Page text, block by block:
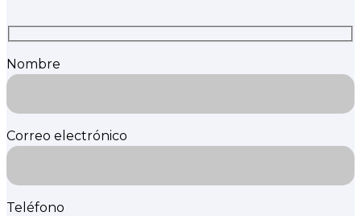
Nombre
Correo electrónico
Teléfono